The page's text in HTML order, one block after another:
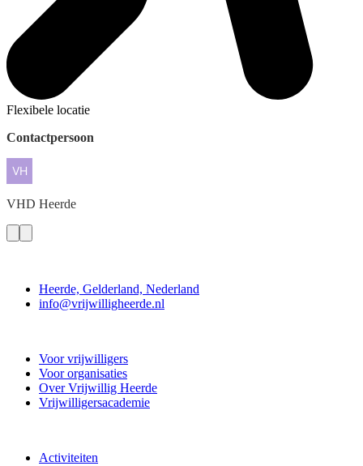
Flexibele locatie
Contactpersoon
VHD Heerde
Heerde, Gelderland, Nederland
info@vrijwilligheerde.nl
Voor vrijwilligers
Voor organisaties
Over Vrijwillig Heerde
Vrijwilligersacademie
Activiteiten